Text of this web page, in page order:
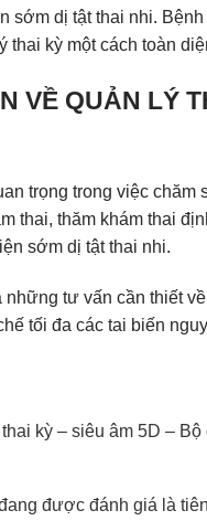
sớm dị tật thai nhi.
thai kỳ một cách toàn
VỀ QUẢN LÝ
trọng trong việc
thai, thăm khám thai
sớm dị tật thai nhi.
tư vấn cần thiết
tối đa các tai biến
kỳ – siêu âm 5D –
được đánh giá là